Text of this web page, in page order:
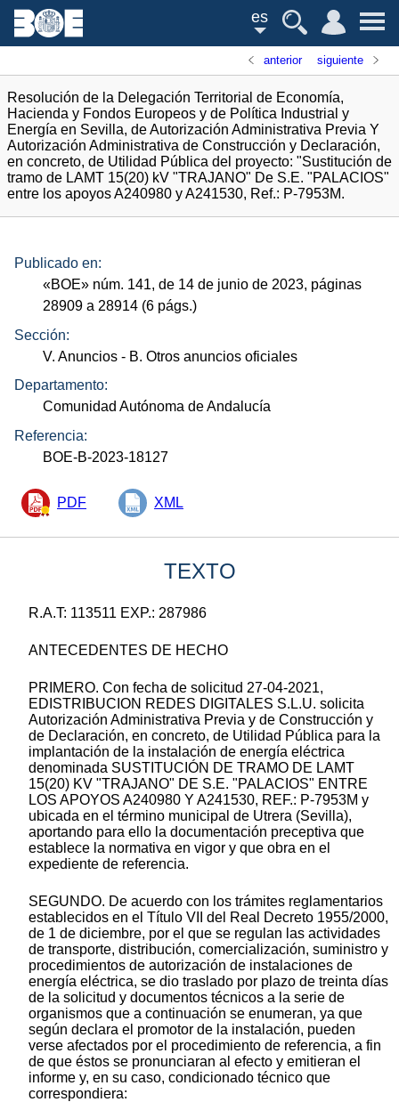
es
anterior siguiente
Resolución de la Delegación Territorial de Economía,
Hacienda y Fondos Europeos y de Política Industrial y
Energía en Sevilla, de Autorización Administrativa Previa Y
Autorización Administrativa de Construcción y Declaración,
en concreto, de Utilidad Pública del proyecto: "Sustitución de
tramo de LAMT 15(20) kV "TRAJANO" De S.E. "PALACIOS"
entre los apoyos A240980 y A241530, Ref.: P-7953M.
Publicado en:
«BOE» núm. 141, de 14 de junio de 2023, páginas
28909 a 28914 (6 págs.)
Sección:
V. Anuncios - B. Otros anuncios oficiales
Departamento:
Comunidad Autónoma de Andalucía
Referencia:
BOE-B-2023-18127
PDF XML
TEXTO
R.A.T: 113511 EXP.: 287986
ANTECEDENTES DE HECHO
PRIMERO. Con fecha de solicitud 27-04-2021,
EDISTRIBUCION REDES DIGITALES S.L.U. solicita
Autorización Administrativa Previa y de Construcción y
de Declaración, en concreto, de Utilidad Pública para la
implantación de la instalación de energía eléctrica
denominada SUSTITUCIÓN DE TRAMO DE LAMT
15(20) KV "TRAJANO" DE S.E. "PALACIOS" ENTRE
LOS APOYOS A240980 Y A241530, REF.: P-7953M y
ubicada en el término municipal de Utrera (Sevilla),
aportando para ello la documentación preceptiva que
establece la normativa en vigor y que obra en el
expediente de referencia.
SEGUNDO. De acuerdo con los trámites reglamentarios
establecidos en el Título VII del Real Decreto 1955/2000,
de 1 de diciembre, por el que se regulan las actividades
de transporte, distribución, comercialización, suministro y
procedimientos de autorización de instalaciones de
energía eléctrica, se dio traslado por plazo de treinta días
de la solicitud y documentos técnicos a la serie de
organismos que a continuación se enumeran, ya que
según declara el promotor de la instalación, pueden
verse afectados por el procedimiento de referencia, a fin
de que éstos se pronunciaran al efecto y emitieran el
informe y, en su caso, condicionado técnico que
correspondiera: